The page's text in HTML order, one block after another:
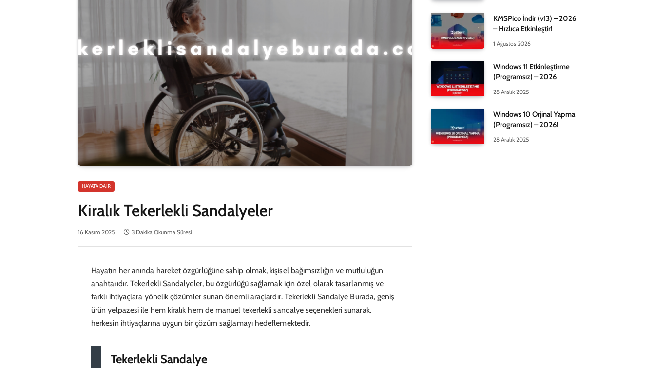
HAYATA DAIR
Kiralık Tekerlekli Sandalyeler
16 Kasım 2025 3 Dakika Okunma Süresi
Hayatın her anında hareket özgürlüğüne sahip olmak, kişisel bağımsızlığın ve mutluluğun
anahtarıdır. Tekerlekli Sandalyeler, bu özgürlüğü sağlamak için özel olarak tasarlanmış ve
farklı ihtiyaçlara yönelik çözümler sunan önemli araçlardır. Tekerlekli Sandalye Burada, geniş
ürün yelpazesi ile hem kiralık hem de manuel tekerlekli sandalye seçenekleri sunarak,
herkesin ihtiyaçlarına uygun bir çözüm sağlamayı hedeflemektedir.
Tekerlekli Sandalye
KMSPico İndir (v13) – 2026
– Hızlıca Etkinleştir!
1 Ağustos 2026
Windows 11 Etkinleştirme
(Programsız) – 2026
28 Aralık 2025
Windows 10 Orjinal Yapma
(Programsız) – 2026!
28 Aralık 2025